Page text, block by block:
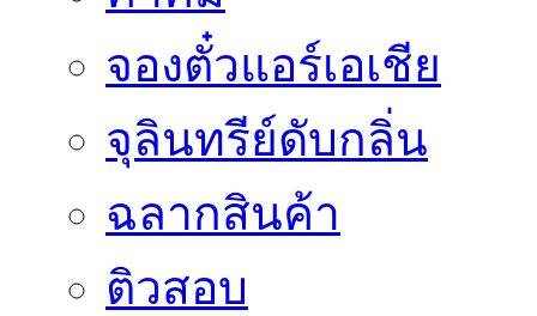
จองตั๋วแอร์เอเชีย
จุลินทรีย์ดับกลิ่น
ฉลากสินค้า
ติวสอบ